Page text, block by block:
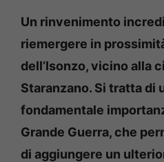
Un rinvenimento
riemergere in
dell’Isonzo, vicino alla
Staranzano. Si tratta di
fondamentale
Grande Guerra, che
di aggiungere un